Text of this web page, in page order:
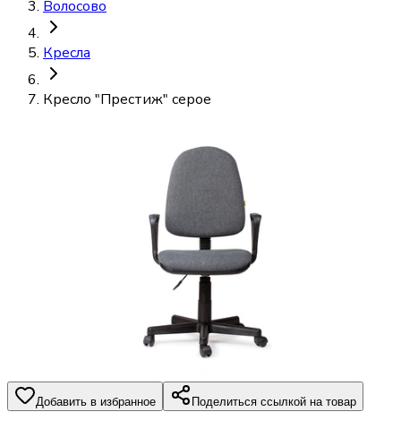
Волосово
Кресла
Кресло "Престиж" серое
Добавить в избранное Поделиться ссылкой на товар